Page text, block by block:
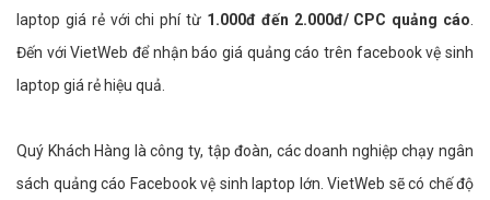
laptop giá rẻ với chi phí từ 1.000đ đến 2.000đ/ CPC quảng cáo
Đến với VietWeb để nhận báo giá quảng cáo trên facebook vệ sinh
laptop giá rẻ hiệu quả.
Quý Khách Hàng là công ty, tập đoàn, các doanh nghiệp chạy ngân
sách quảng cáo Facebook vệ sinh laptop lớn. VietWeb sẽ có chế độ